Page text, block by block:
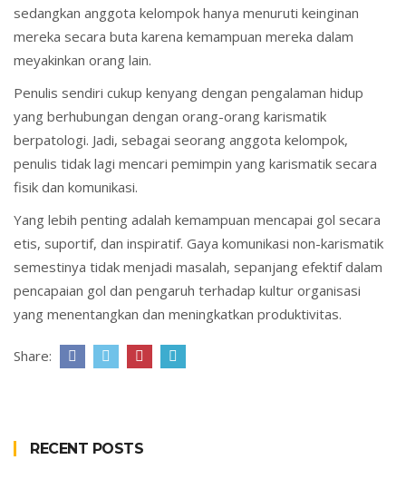
sedangkan anggota kelompok hanya menuruti keinginan
mereka secara buta karena kemampuan mereka dalam
meyakinkan orang lain.
Penulis sendiri cukup kenyang dengan pengalaman hidup
yang berhubungan dengan orang-orang karismatik
berpatologi. Jadi, sebagai seorang anggota kelompok,
penulis tidak lagi mencari pemimpin yang karismatik secara
fisik dan komunikasi.
Yang lebih penting adalah kemampuan mencapai gol secara
etis, suportif, dan inspiratif. Gaya komunikasi non-karismatik
semestinya tidak menjadi masalah, sepanjang efektif dalam
pencapaian gol dan pengaruh terhadap kultur organisasi
yang menentangkan dan meningkatkan produktivitas.
Share:
RECENT POSTS